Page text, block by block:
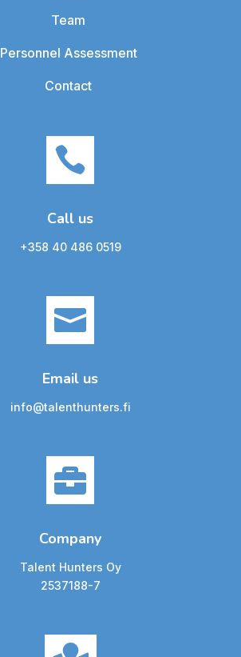
Team
Personnel Assessment
Contact

Call us
+358 40 486 0519

Email us
info@talenthunters.fi

Company
Talent Hunters Oy
2537188-7